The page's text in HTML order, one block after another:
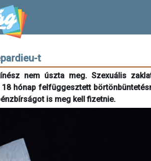
t
nem úszta meg. Szexuális
18 hónap felfüggesztett
is meg kell fizetnie.